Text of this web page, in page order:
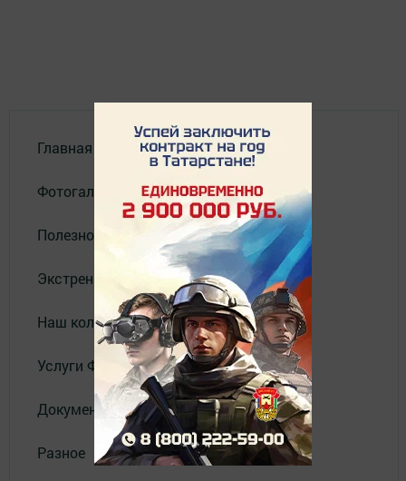
Главная
Фотогалереи
Полезное
Экстренные службы
Наш коллектив
Услуги Филиала АО "ТАТМЕДИА"
Документы
Разное